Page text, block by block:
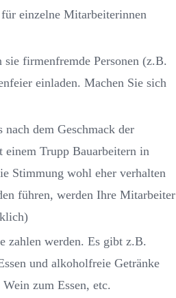
einzelne Mitarbeiterinnen
firmenfremde Personen (z.B.
einladen. Machen Sie sich
dem Geschmack der
Trupp Bauarbeitern in
Stimmung wohl eher verhalten
führen, werden Ihre Mitarbeiter
zahlen werden. Es gibt z.B.
und alkoholfreie Getränke
zum Essen, etc.